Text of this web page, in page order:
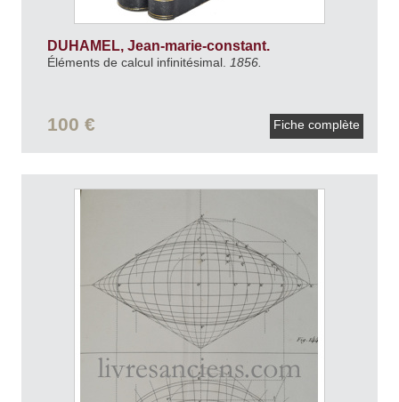
DUHAMEL, Jean-marie-constant.
Éléments de calcul infinitésimal. 1856.
100 € Fiche complète